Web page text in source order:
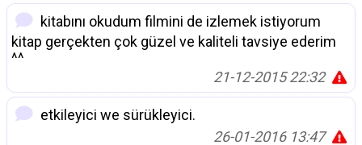
kitabını okudum filmini de izlemek istiyorum
kitap gerçekten çok güzel ve kaliteli tavsiye ederim
^^
21-12-2015 22:32
etkileyici we sürükleyici.
26-01-2016 13:47